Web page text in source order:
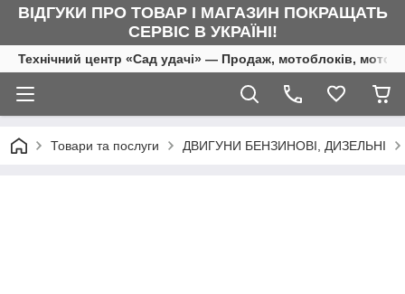
ВІДГУКИ ПРО ТОВАР І МАГАЗИН ПОКРАЩАТЬ
СЕРВІС В УКРАЇНІ!
Технічний центр «Сад удачі» — Продаж, мотоблоків,
Товари та послуги ДВИГУНИ БЕНЗИНОВІ, ДИЗЕЛЬНІ